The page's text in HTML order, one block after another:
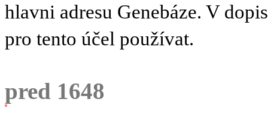
hlavni adresu Genebáze. V
pro tento účel používat.
pred 1648